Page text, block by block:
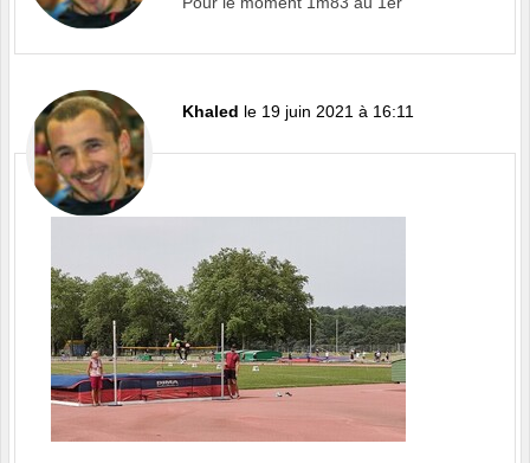
Khaled le 19 juin 2021 à 16:11